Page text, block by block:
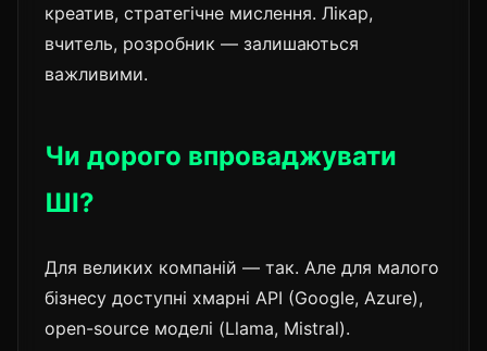
креатив, стратегічне мислення. Лікар,
вчитель, розробник — залишаються
важливими.
Чи дорого впроваджувати
ШІ?
Для великих компаній — так. Але для малого
бізнесу доступні хмарні API (Google, Azure),
open-source моделі (Llama, Mistral).